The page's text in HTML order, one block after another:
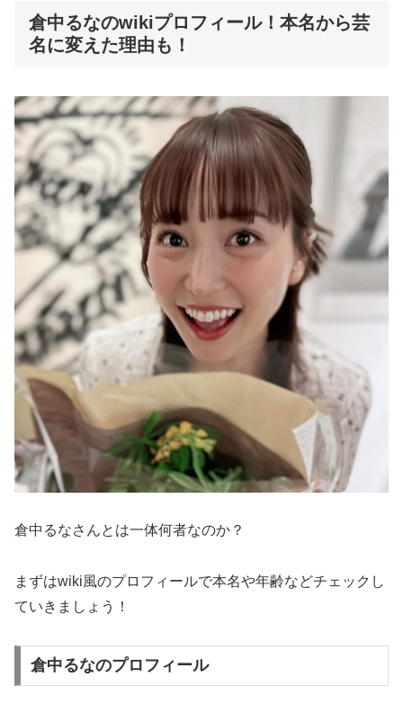
倉中るなのwikiプロフィール！本名から芸
名に変えた理由も！
倉中るなさんとは一体何者なのか？
まずはwiki風のプロフィールで本名や年齢などチェックし
ていきましょう！
倉中るなのプロフィール